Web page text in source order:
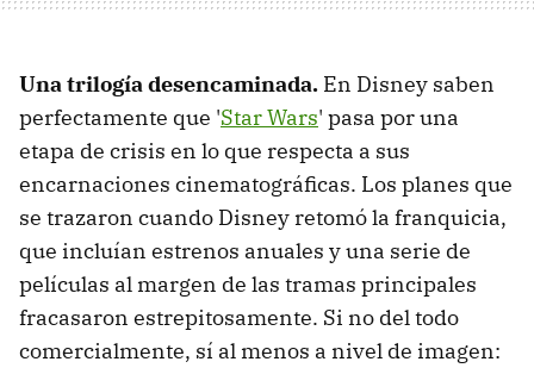
Una trilogía desencaminada. En Disney saben
perfectamente que 'Star Wars' pasa por una
etapa de crisis en lo que respecta a sus
encarnaciones cinematográficas. Los planes que
se trazaron cuando Disney retomó la franquicia,
que incluían estrenos anuales y una serie de
películas al margen de las tramas principales
fracasaron estrepitosamente. Si no del todo
comercialmente, sí al menos a nivel de imagen: